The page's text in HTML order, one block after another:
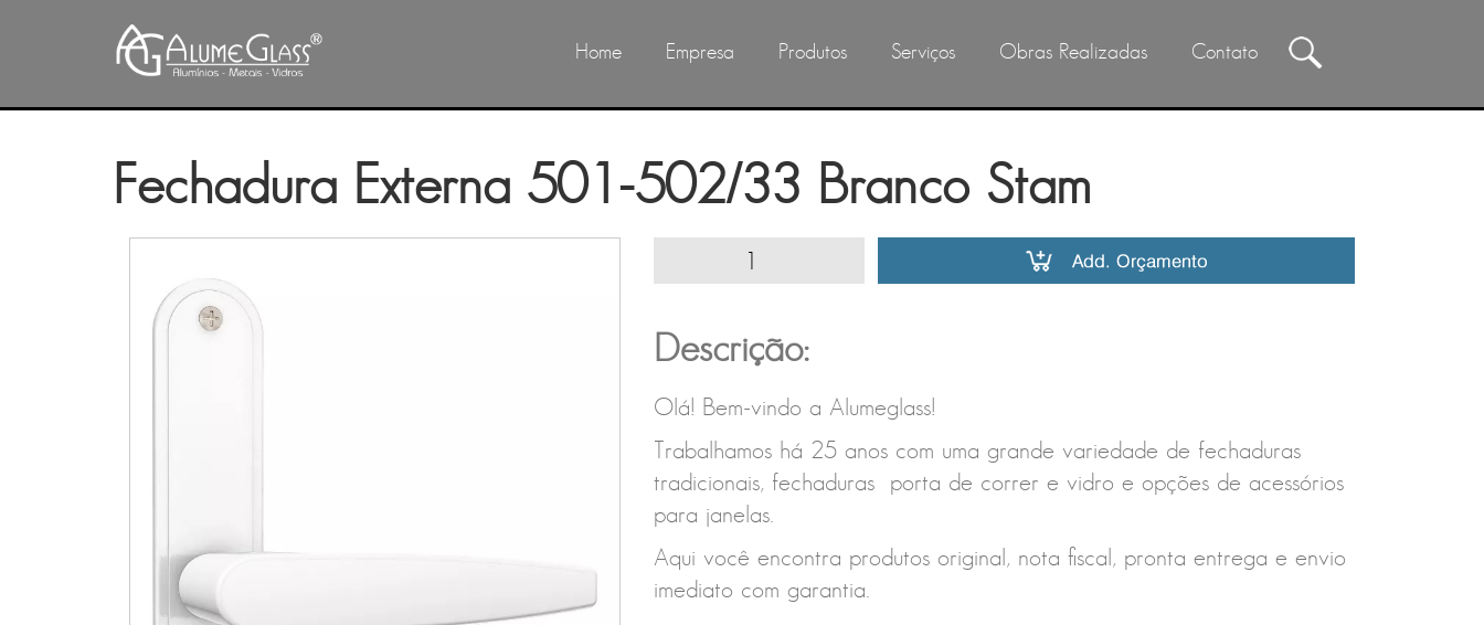
Home Empresa Produtos Serviços Obras Realizadas Contato
Fechadura Externa 501-502/33 Branco Stam
Descrição:
Olá! Bem-vindo a Alumeglass!
Trabalhamos há 25 anos com uma grande variedade de fechaduras
tradicionais, fechaduras porta de correr e vidro e opções de acessórios
para janelas.
Aqui você encontra produtos original, nota fiscal, pronta entrega e envio
imediato com garantia.